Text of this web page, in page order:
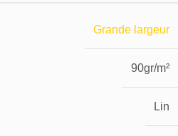
Grande largeur
90gr/m²
Lin